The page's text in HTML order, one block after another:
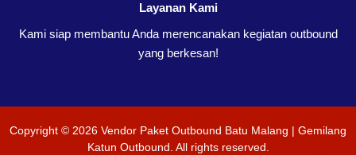
Layanan Kami
Kami siap membantu Anda merencanakan kegiatan outbound
yang berkesan!
Copyright © 2026 Vendor Paket Outbound Batu Malang | Gemilang
Katun Outbound. All rights reserved.